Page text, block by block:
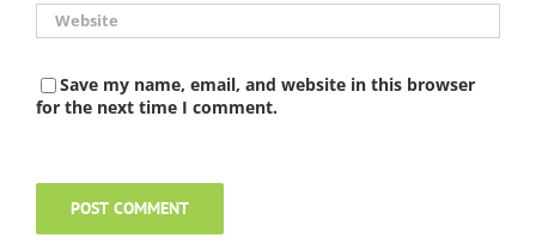
Save my name, email, and website in this browser
for the next time I comment.